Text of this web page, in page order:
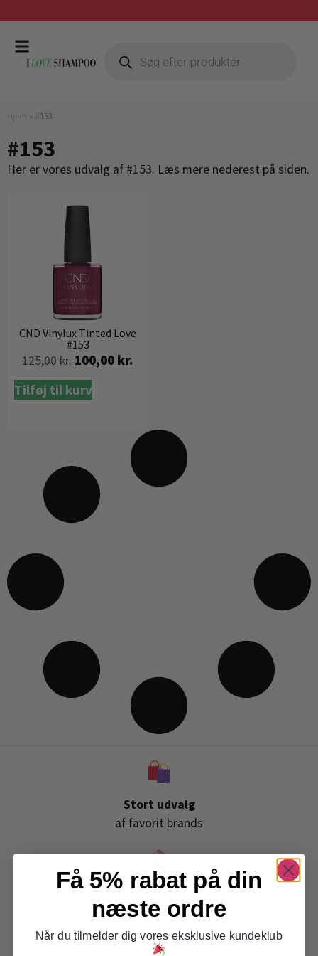
» #153
#153
Her er vores udvalg af #153. Læs mere nederest på siden.
CND Vinylux Tinted Love
#153
125,00kr. 100,00 kr.
Tilføj til kurv
Stort udvalg
af favorit brands
Gratis levering
ved køb over 399,-
Få 5% rabat på din
næste ordre
Når du tilmelder dig vores eksklusive kundeklub